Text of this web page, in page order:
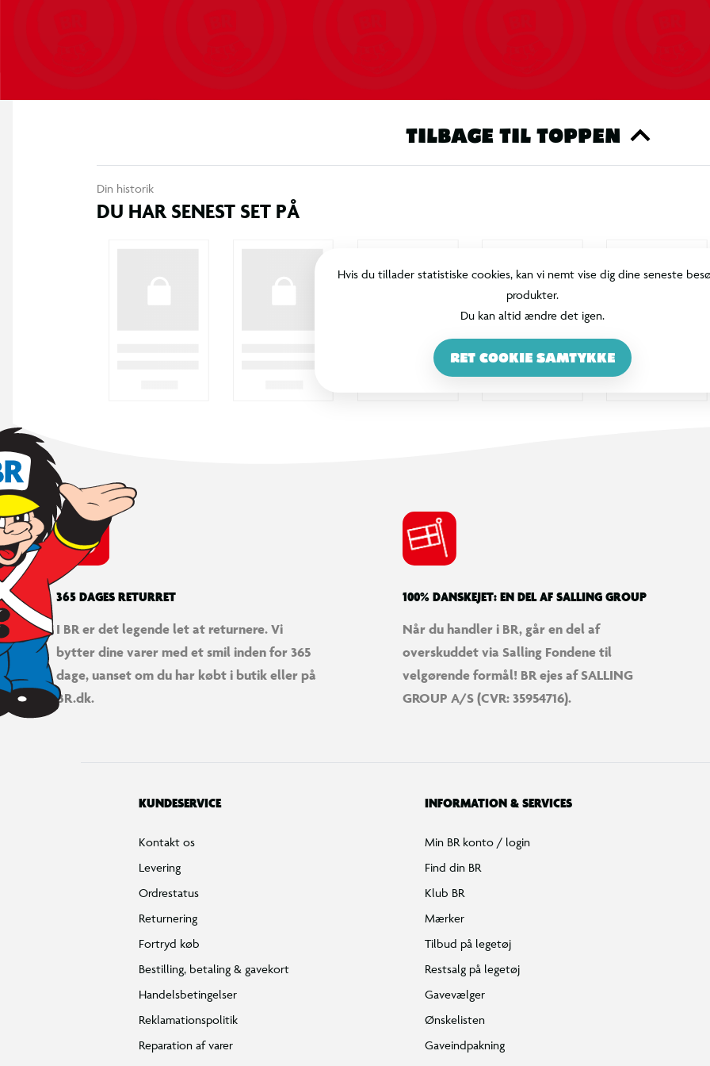
TILBAGE TIL TOPPEN
Din historik
DU HAR SENEST SET PÅ
Hvis du tillader statistiske cookies, kan vi nemt vise dig dine seneste
produkter.
Du kan altid ændre det igen.
RET COOKIE SAMTYKKE
365 DAGES RETURRET
I BR er det legende let at returnere. Vi
bytter dine varer med et smil inden for 365
dage, uanset om du har købt i butik eller på
BR.dk.
100% DANSKEJET: EN DEL AF SALLING GROUP
Når du handler i BR, går en del af
overskuddet via Salling Fondene til
velgørende formål! BR ejes af SALLING
GROUP A/S (CVR: 35954716).
KUNDESERVICE
Kontakt os
Levering
Ordrestatus
Returnering
Fortryd køb
Bestilling, betaling & gavekort
Handelsbetingelser
Reklamationspolitik
Reparation af varer
INFORMATION & SERVICES
Min BR konto / login
Find din BR
Klub BR
Mærker
Tilbud på legetøj
Restsalg på legetøj
Gavevælger
Ønskelisten
Gaveindpakning